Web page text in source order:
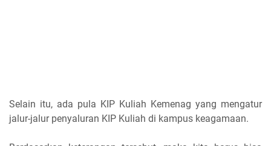
Selain itu, ada pula KIP Kuliah Kemenag yang mengatur
jalur-jalur penyaluran KIP Kuliah di kampus keagamaan.